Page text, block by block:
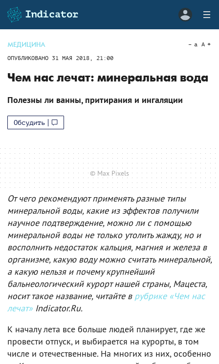
МЕДИЦИНА
ОПУБЛИКОВАНО 31 МАЯ 2018, 21:00
a A
Чем нас лечат: минеральная вода
Полезны ли ванны, притирания и ингаляции
Обсудить
© Max Pixels
От чего рекомендуют применять разные типы
минеральной воды, какие из эффектов получили
научное подтверждение, можно ли с помощью
минеральной воды не только утолить жажду, но и
восполнить недостаток кальция, магния и железа в
организме, какую воду можно считать минеральной,
а какую нельзя и почему крупнейший
бальнеологический курорт нашей страны, Мацеста,
носит такое название, читайте в рубрике «Чем нас
лечат» Indicator.Ru.
К началу лета все больше людей планирует, где же
провести отпуск, и выбирается на курорты, в том
числе и отечественные. На многих из них, особенно